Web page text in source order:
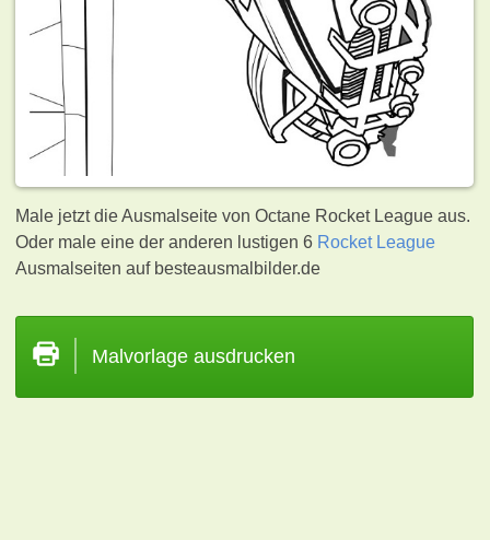
Male jetzt die Ausmalseite von Octane Rocket League aus.
Oder male eine der anderen lustigen 6 Rocket League
Ausmalseiten auf besteausmalbilder.de
Malvorlage ausdrucken